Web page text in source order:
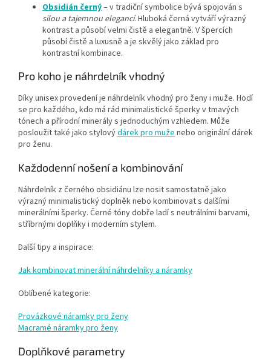
Obsidián černý– v tradiční symbolice bývá spojován s
silou a tajemnou elegancí. Hluboká černá vytváří výrazný
kontrast a působí velmi čistě a elegantně. V špercích
působí čistě a luxusně a je skvělý jako základ pro
kontrastní kombinace.
Pro koho je náhrdelník vhodný
Díky unisex provedení je náhrdelník vhodný pro ženy i muže. Hodí
se pro každého, kdo má rád minimalistické šperky v tmavých
tónech a přírodní minerály s jednoduchým vzhledem. Může
posloužit také jako stylovýdárek pro muže nebo originální dárek
pro ženu.
Každodenní nošení a kombinování
Náhrdelník z černého obsidiánu lze nosit samostatně jako
výrazný minimalistický doplněk nebo kombinovat s dalšími
minerálními šperky. Černé tóny dobře ladí s neutrálními barvami,
stříbrnými doplňky i moderním stylem.
Další tipy a inspirace:
Jak kombinovat minerální náhrdelníky a náramky
Oblíbené kategorie:
Provázkové náramky pro ženy
Macramé náramky pro ženy
Doplňkové parametry